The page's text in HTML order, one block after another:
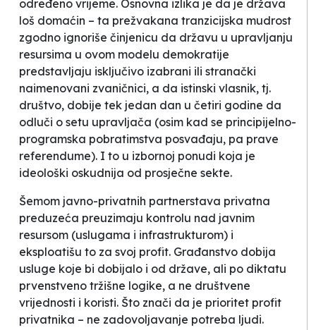
određeno vrijeme. Osnovna izlika je da je država
loš domaćin – ta prežvakana tranzicijska mudrost
zgodno ignoriše činjenicu da državu u upravljanju
resursima u ovom modelu demokratije
predstavljaju isključivo izabrani ili stranački
naimenovani zvaničnici, a da istinski vlasnik, tj.
društvo, dobije tek jedan dan u četiri godine da
odluči o setu upravljača (osim kad se principijelno-
programska pobratimstva posvađaju, pa prave
referendume). I to u izbornoj ponudi koja je
ideološki oskudnija od prosječne sekte.
Šemom javno-privatnih partnerstava privatna
preduzeća preuzimaju kontrolu nad javnim
resursom (uslugama i infrastrukturom) i
eksploatišu to za svoj profit. Građanstvo dobija
usluge koje bi dobijalo i od države, ali po diktatu
prvenstveno tržišne logike, a ne društvene
vrijednosti i koristi. Što znači da je prioritet profit
privatnika – ne zadovoljavanje potreba ljudi.